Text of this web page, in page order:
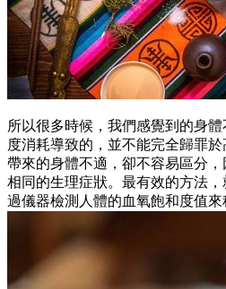
所以很多時候，我們感覺到的身
度消耗導致的，並不能完全歸罪
帶來的身體不適，卻不容易區分
相同的生理症狀。最有效的方法
過儀器檢測人體的血氧飽和度值來